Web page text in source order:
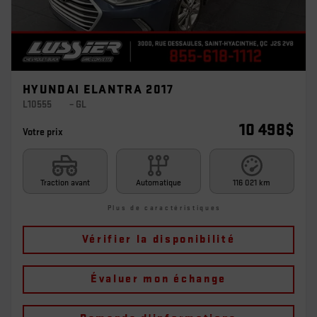
HYUNDAI ELANTRA 2017
L10555 – GL
Votre prix 10 498$
Traction avant Automatique 116 021 km
Plus de caractéristiques
Vérifier la disponibilité
Évaluer mon échange